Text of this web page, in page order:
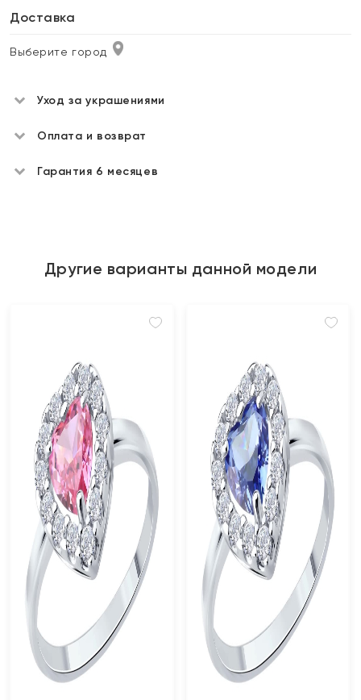
Доставка
Выберите город
Уход за украшениями
Оплата и возврат
Гарантия 6 месяцев
Другие варианты данной модели